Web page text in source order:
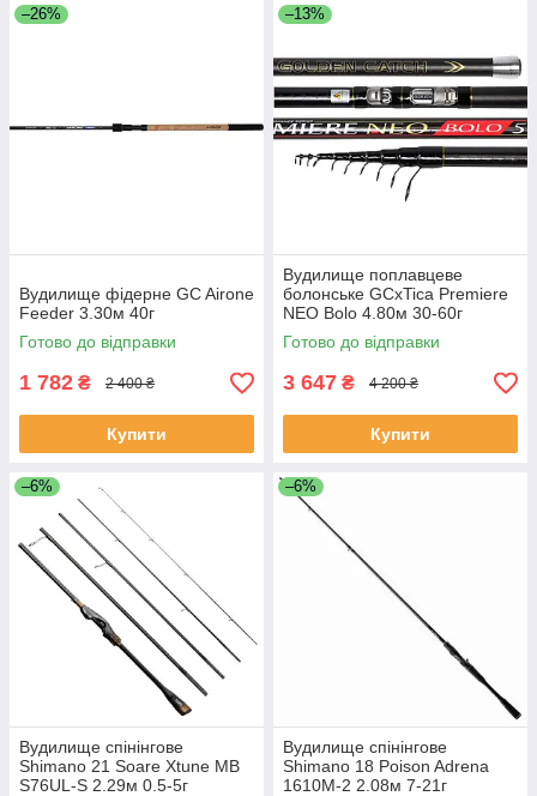
–26%
Вудилище фідерне GC Airone
Feeder 3.30м 40г
Готово до відправки
1 782 ₴ 2 400 ₴
Купити
–13%
Вудилище поплавцеве
болонське GCxTica Premiere
NEO Bolo 4.80м 30-60г
Готово до відправки
3 647 ₴ 4 200 ₴
Купити
–6%
Вудилище спінінгове
Shimano 21 Soare Xtune MB
S76UL-S 2.29м 0.5-5г
–6%
Вудилище спінінгове
Shimano 18 Poison Adrena
1610M-2 2.08м 7-21г